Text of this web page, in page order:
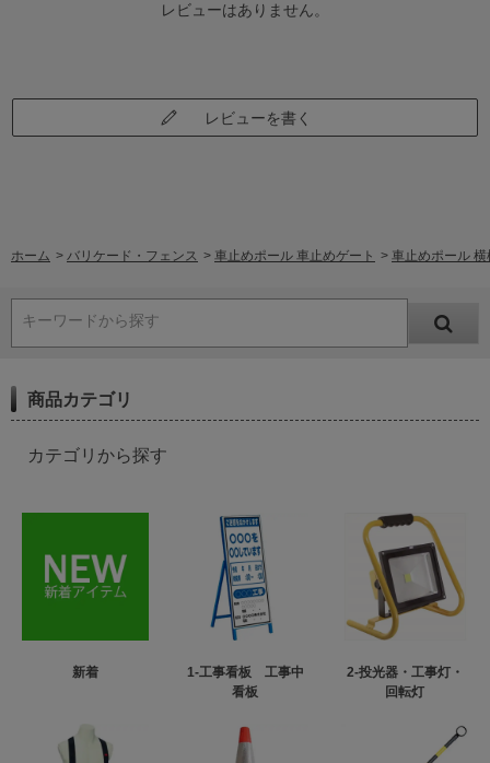
レビューはありません。
レビューを書く
ホーム > バリケード・フェンス > 車止めポール 車止めゲート > 車止めポール
キーワードから探す
商品カテゴリ
カテゴリから探す
新着
1-工事看板 工事中
看板
2-投光器・工事灯・
回転灯